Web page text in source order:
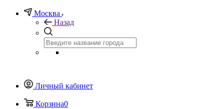
Москва
Назад
Личный кабинет
Корзина0